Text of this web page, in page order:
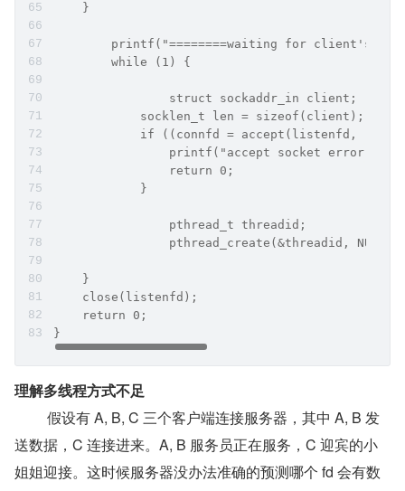
    }
printf("========waiting for client's
	while (1) {
		struct sockaddr_in client;
	    socklen_t len = sizeof(client);
if ((connfd = accept(listenfd,
printf("accept socket error:
	        return 0;
	    }
		pthread_t threadid;
pthread_create(&threadid,
    }
    close(listenfd);
    return 0;
}
理解多线程方式不足
假设有 A, B, C 三个客户端连接服务器，其中 A, B 发
送数据，C 连接进来。A, B 服务员正在服务，C 迎宾的小
姐姐迎接。这时候服务器没办法准确的预测哪个 fd 会有数